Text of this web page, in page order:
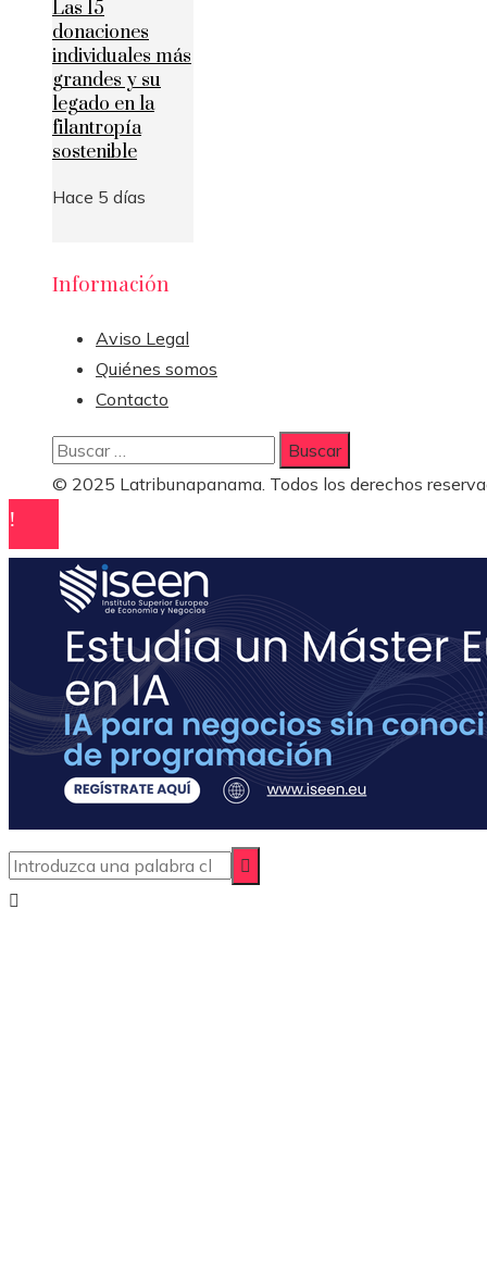
Las 15
donaciones
individuales más
grandes y su
legado en la
filantropía
sostenible
Hace 5 días
Información
Aviso Legal
Quiénes somos
Contacto
Buscar:
© 2025 Latribunapanama. Todos los derechos